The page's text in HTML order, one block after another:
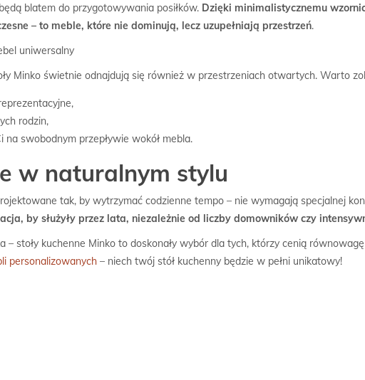
blatem do przygotowywania posiłków. Dzięki minimalistycznemu
– to meble, które nie dominują, lecz uzupełniają przestrzeń.
uniwersalny
Minko świetnie odnajdują się również w przestrzeniach otwartych. Warto
rodzin,
na swobodnym przepływie wokół mebla.
w naturalnym stylu
tak, by wytrzymać codzienne tempo – nie wymagają specjalnej
by służyły przez lata, niezależnie od liczby domowników czy
– stoły kuchenne Minko to doskonały wybór dla tych, którzy cenią
personalizowanych – niech twój stół kuchenny będzie w pełni unikatowy!